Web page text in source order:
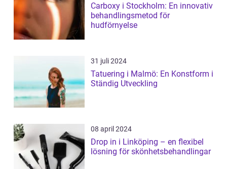
Carboxy i Stockholm: En innovativ
behandlingsmetod för
hudförnyelse
31 juli 2024
Tatuering i Malmö: En Konstform i
Ständig Utveckling
08 april 2024
Drop in i Linköping – en flexibel
lösning för skönhetsbehandlingar